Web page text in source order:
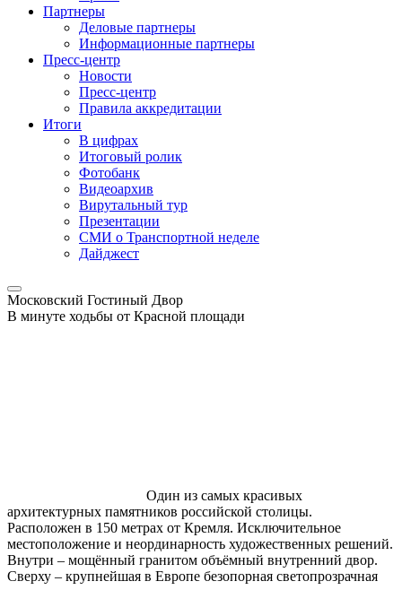
Партнеры
Деловые партнеры
Информационные партнеры
Пресс-центр
Новости
Пресс-центр
Правила аккредитации
Итоги
В цифрах
Итоговый ролик
Фотобанк
Видеоархив
Вирутальный тур
Презентации
СМИ о Транспортной неделе
Дайджест
Московский Гостиный Двор
В минуте ходьбы от Красной площади
Один из самых красивых
архитектурных памятников российской столицы.
Расположен в 150 метрах от Кремля. Исключительное
местоположение и неординарность художественных решений.
Внутри – мощённый гранитом объёмный внутренний двор.
Сверху – крупнейшая в Европе безопорная светопрозрачная